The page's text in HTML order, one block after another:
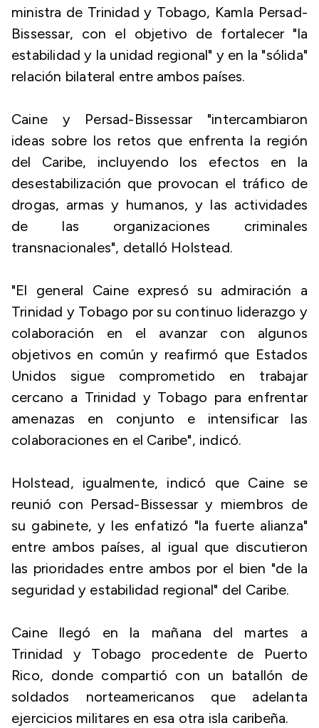
ministra de Trinidad y Tobago, Kamla Persad-
Bissessar, con el objetivo de fortalecer "la
estabilidad y la unidad regional" y en la "sólida"
relación bilateral entre ambos países.
Caine y Persad-Bissessar "intercambiaron
ideas sobre los retos que enfrenta la región
del Caribe, incluyendo los efectos en la
desestabilización que provocan el tráfico de
drogas, armas y humanos, y las actividades
de las organizaciones criminales
transnacionales", detalló Holstead.
"El general Caine expresó su admiración a
Trinidad y Tobago por su continuo liderazgo y
colaboración en el avanzar con algunos
objetivos en común y reafirmó que Estados
Unidos sigue comprometido en trabajar
cercano a Trinidad y Tobago para enfrentar
amenazas en conjunto e intensificar las
colaboraciones en el Caribe", indicó.
Holstead, igualmente, indicó que Caine se
reunió con Persad-Bissessar y miembros de
su gabinete, y les enfatizó "la fuerte alianza"
entre ambos países, al igual que discutieron
las prioridades entre ambos por el bien "de la
seguridad y estabilidad regional" del Caribe.
Caine llegó en la mañana del martes a
Trinidad y Tobago procedente de Puerto
Rico, donde compartió con un batallón de
soldados norteamericanos que adelanta
ejercicios militares en esa otra isla caribeña.